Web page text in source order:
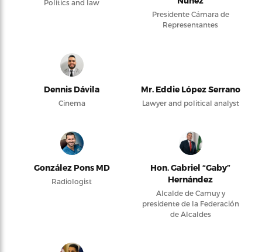
Politics and law
Presidente Cámara de
Representantes
Dennis Dávila
Cinema
Mr. Eddie López Serrano
Lawyer and political analyst
González Pons MD
Radiologist
Hon. Gabriel “Gaby”
Hernández
Alcalde de Camuy y
presidente de la Federación
de Alcaldes